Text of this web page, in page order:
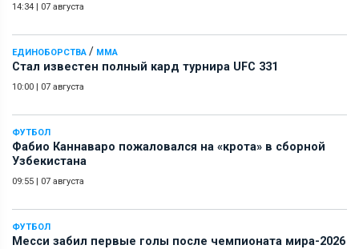
14:34 | 07 августа
ЕДИНОБОРСТВА / ММА
Стал известен полный кард турнира UFC 331
10:00 | 07 августа
ФУТБОЛ
Фабио Каннаваро пожаловался на «крота» в сборной
Узбекистана
09:55 | 07 августа
ФУТБОЛ
Месси забил первые голы после чемпионата мира-2026